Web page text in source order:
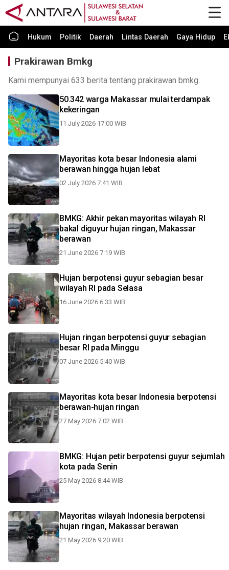
Hukum Politik Daerah Lintas Daerah Gaya Hidup
Prakirawan Bmkg
Kami mempunyai 633 berita tentang prakirawan bmkg.
50.342 warga Makassar mulai terdampak
kekeringan
11 July 2026 17:00 WIB
Mayoritas kota besar Indonesia alami
berawan hingga hujan lebat
02 July 2026 7:41 WIB
BMKG: Akhir pekan mayoritas wilayah RI
bakal diguyur hujan ringan, Makassar
berawan
21 June 2026 7:19 WIB
Hujan berpotensi guyur sebagian besar
wilayah RI pada Selasa
16 June 2026 6:33 WIB
Hujan ringan berpotensi guyur sebagian
besar RI pada Minggu
07 June 2026 5:40 WIB
Mayoritas kota besar Indonesia berpotensi
berawan-hujan ringan
27 May 2026 7:02 WIB
BMKG: Hujan petir berpotensi guyur sejumlah
kota pada Senin
25 May 2026 8:44 WIB
Mayoritas wilayah Indonesia berpotensi
hujan ringan, Makassar berawan
21 May 2026 9:20 WIB